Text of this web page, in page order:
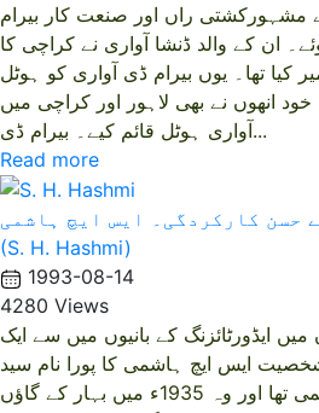
مشہورکشتی راں اور صنعت کار بیرام
پیدا ہوئے۔ ان کے والد ڈنشا آواری نے کراچی کا
کیا تھا۔ یوں بیرام ڈی آواری کو ہوٹل
انھوں نے بھی لاہور اور کراچی میں
آواری ہوٹل قائم کیے۔ بیرام ڈی...
Read more
حسن کارکردگی۔ ایس ایچ ہاشمی
(S. H. Hashmi)
1993-08-14
4280 Views
ایڈورٹائزنگ کے بانیوں میں سے ایک
ایس ایچ ہاشمی کا پورا نام سید
حسین ہاشمی تھا اور وہ 1935ء میں بہار کے گاؤں